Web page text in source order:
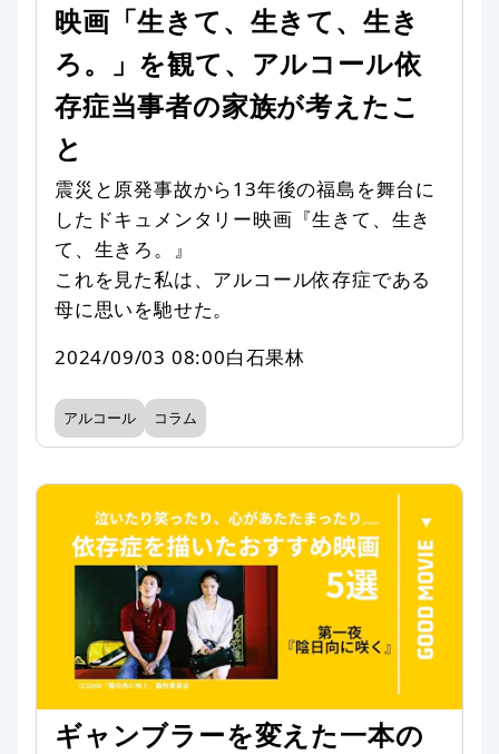
映画「生きて、生きて、生き
ろ。」を観て、アルコール依
存症当事者の家族が考えたこ
と
震災と原発事故から13年後の福島を舞台に
したドキュメンタリー映画『生きて、生き
て、生きろ。』
これを見た私は、アルコール依存症である
母に思いを馳せた。
2024/09/03 08:00白石果林
アルコール コラム
ギャンブラーを変えた一本の